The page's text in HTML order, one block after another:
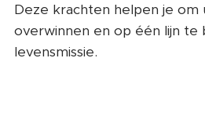
Deze krachten helpen je om
overwinnen en op één lijn te
levensmissie.